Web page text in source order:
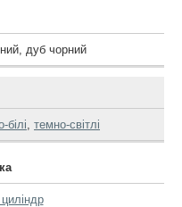
, дуб чорний
білі темно-світлі
циліндр